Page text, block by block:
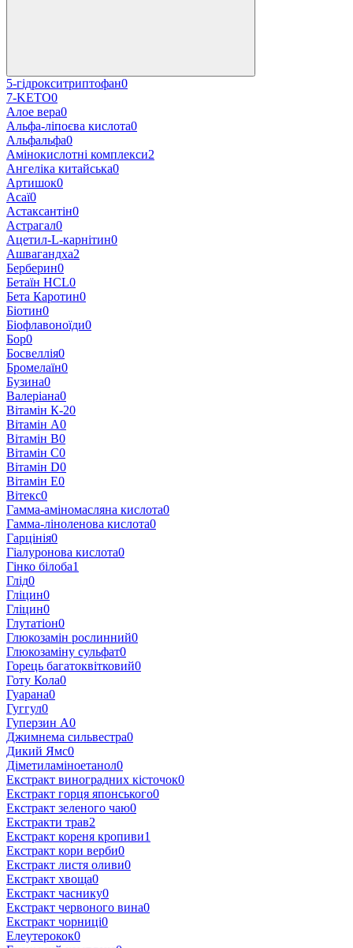
5-гідрокситриптофан0
7-KETO0
Алое вера0
Альфа-ліпоєва кислота0
Альфальфа0
Амінокислотні комплекси2
Ангеліка китайська0
Артишок0
Асаї0
Астаксантін0
Астрагал0
Ацетил-L-карнітин0
Ашвагандха2
Берберин0
Бетаїн HCL0
Бета Каротин0
Біотин0
Біофлавоноїди0
Бор0
Босвеллія0
Бромелаїн0
Бузина0
Валеріана0
Вітамін К-20
Вітамін A0
Вітамін B0
Вітамін C0
Вітамін D0
Вітамін E0
Вітекс0
Гамма-аміномасляна кислота0
Гамма-ліноленова кислота0
Гарцінія0
Гіалуронова кислота0
Гінко білоба1
Глід0
Гліцин0
Гліцин0
Глутатіон0
Глюкозамін рослинний0
Глюкозаміну сульфат0
Горець багатоквітковий0
Готу Кола0
Гуарана0
Гуггул0
Гуперзин А0
Джимнема сильвестра0
Дикий Ямс0
Діметиламіноетанол0
Екстракт виноградних кісточок0
Екстракт горця японського0
Екстракт зеленого чаю0
Екстракти трав2
Екстракт кореня кропиви1
Екстракт кори верби0
Екстракт листя оливи0
Екстракт хвоща0
Екстракт часнику0
Екстракт червоного вина0
Екстракт чорниці0
Елеутерокок0